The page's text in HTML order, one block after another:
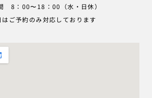
8：00〜18：00（水・日休）
はご予約のみ対応しております